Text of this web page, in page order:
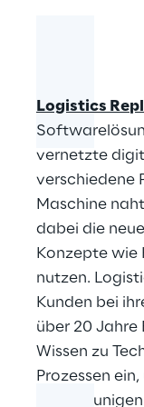
Logistics
vernetzte
verschiedene
Maschine
dabei die
Konzepte wie
nutzen.
Kunden bei
über 20 Jahre
Wissen zu
Prozessen